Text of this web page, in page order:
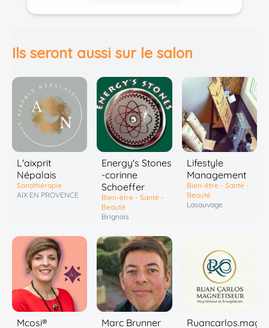
Ils seront aussi sur le salon
L'aixprit
Népalais
Sonothérapie
AIX EN PROVENCE
Energy's Stones
-corinne
Schoeffer
Bien-être - Santé -
Beauté
Brignais
Lifestyle
Management
Bien-être - Santé -
Beauté
Lasauvage
Mcosi® Marc Brunner